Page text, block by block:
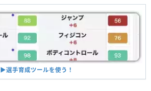
▶︎選手育成ツールを使う！